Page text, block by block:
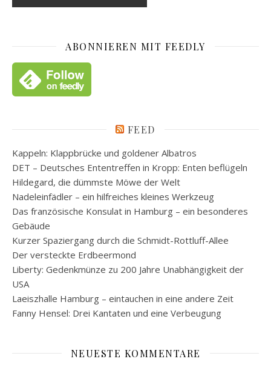
ABONNIEREN MIT FEEDLY
FEED
Kappeln: Klappbrücke und goldener Albatros
DET – Deutsches Ententreffen in Kropp: Enten beflügeln
Hildegard, die dümmste Möwe der Welt
Nadeleinfädler – ein hilfreiches kleines Werkzeug
Das französische Konsulat in Hamburg – ein besonderes
Gebäude
Kurzer Spaziergang durch die Schmidt-Rottluff-Allee
Der versteckte Erdbeermond
Liberty: Gedenkmünze zu 200 Jahre Unabhängigkeit der
USA
Laeiszhalle Hamburg – eintauchen in eine andere Zeit
Fanny Hensel: Drei Kantaten und eine Verbeugung
NEUESTE KOMMENTARE